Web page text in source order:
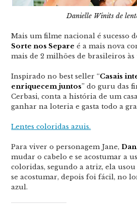
Danielle Winits de
Mais um filme nacional é sucesso
Sorte nos Separe é a mais nova
mais de 2 milhões de brasileiros às
Inspirado no best seller “Casais
enriquecem juntos” do guru das
Cerbasi, conta a história de um
ganhar na loteria e gasta todo a
Lentes coloridas azuis.
Para viver o personagem Jane,
mudar o cabelo e se acostumar a
coloridas, segundo a atriz, ela
se acostumar, depois foi fácil, no
azul.